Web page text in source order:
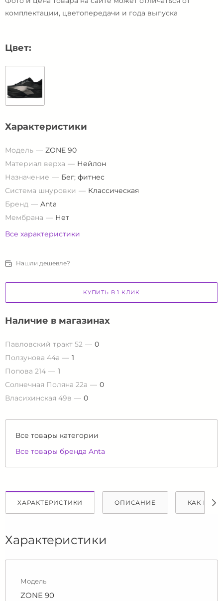
комплектации, цветопередачи и года выпуска
Цвет:
Характеристики
Модель
ZONE 90
Материал верха
Нейлон
Назначение
Бег; фитнес
Система шнуровки
Классическая
Бренд
Anta
Мембрана
Нет
Все характеристики
Нашли дешевле?
КУПИТЬ В 1 КЛИК
Наличие в магазинах
Павловский тракт 52
0
Ползунова 44а
1
Попова 214
1
Солнечная Поляна 22а
0
Власихинская 49в
0
Все товары категории
Все товары бренда Anta
ХАРАКТЕРИСТИКИ ОПИСАНИЕ КАК
Характеристики
Модель
ZONE 90